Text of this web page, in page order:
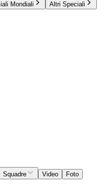
Mondiali Altri Speciali
Squadre Video Foto